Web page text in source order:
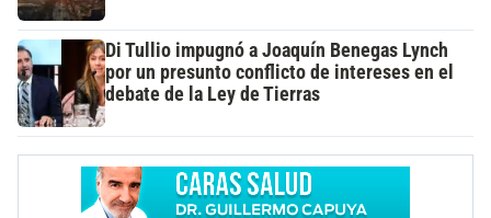
Di Tullio impugnó a Joaquín Benegas Lynch
por un presunto conflicto de intereses en el
debate de la Ley de Tierras